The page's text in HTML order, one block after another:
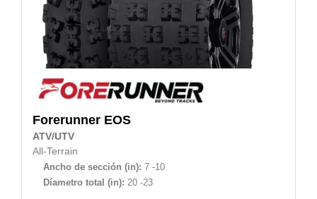
Forerunner EOS
ATV/UTV
All-Terrain
Ancho de sección (in): 7 -10
Díametro total (in): 20 -23